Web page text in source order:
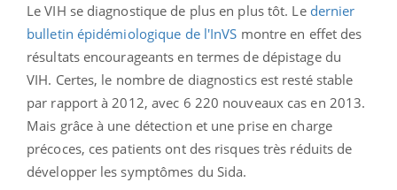
Le VIH se diagnostique de plus en plus tôt. Le dernier
bulletin épidémiologique de l'InVS montre en effet des
résultats encourageants en termes de dépistage du
VIH. Certes, le nombre de diagnostics est resté stable
par rapport à 2012, avec 6 220 nouveaux cas en 2013.
Mais grâce à une détection et une prise en charge
précoces, ces patients ont des risques très réduits de
développer les symptômes du Sida.